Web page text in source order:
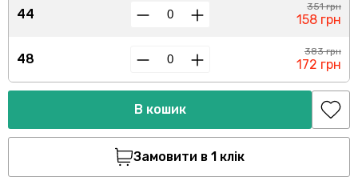
44
48
351 грн
158 грн
383 грн
172 грн
В кошик
Замовити в 1 клік